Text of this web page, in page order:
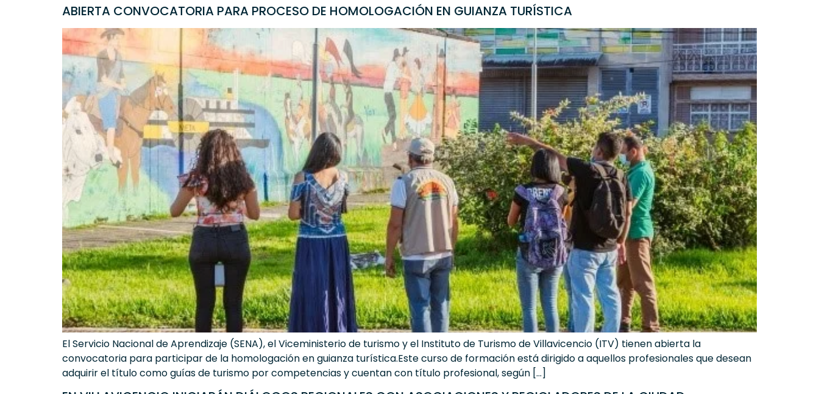
ABIERTA CONVOCATORIA PARA PROCESO DE HOMOLOGACIÓN EN GUIANZA TURÍSTICA
El Servicio Nacional de Aprendizaje (SENA), el Viceministerio de turismo y el Instituto de Turismo de Villavicencio (ITV) tienen abierta la
convocatoria para participar de la homologación en guianza turística.Este curso de formación está dirigido a aquellos profesionales que desean
adquirir el título como guías de turismo por competencias y cuentan con título profesional, según […]